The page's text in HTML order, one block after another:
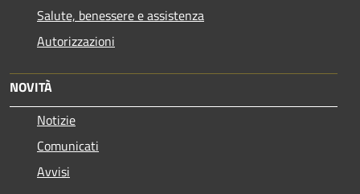
Salute, benessere e assistenza
Autorizzazioni
NOVITÀ
Notizie
Comunicati
Avvisi